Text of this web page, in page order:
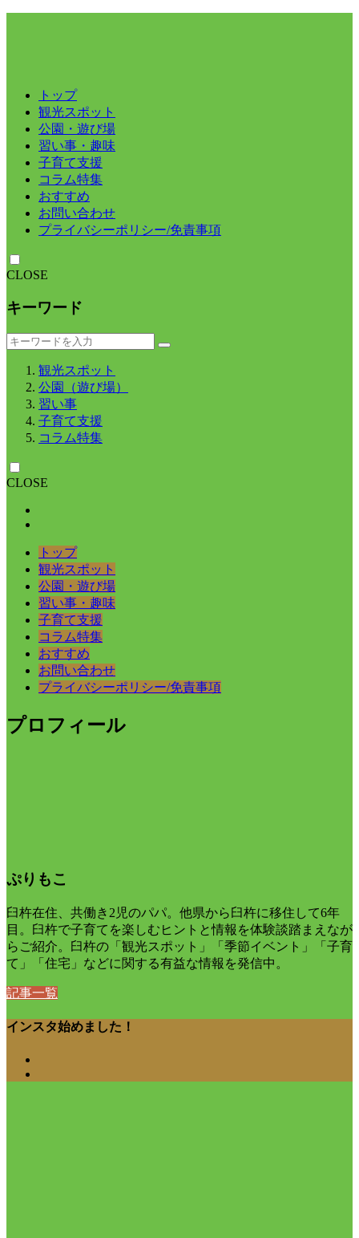
トップ
観光スポット
公園・遊び場
習い事・趣味
子育て支援
コラム特集
おすすめ
お問い合わせ
プライバシーポリシー/免責事項
CLOSE
キーワード
観光スポット
公園（遊び場）
習い事
子育て支援
コラム特集
CLOSE
トップ
観光スポット
公園・遊び場
習い事・趣味
子育て支援
コラム特集
おすすめ
お問い合わせ
プライバシーポリシー/免責事項
プロフィール
ぷりもこ
臼杵在住、共働き2児のパパ。他県から臼杵に移住して6年
目。臼杵で子育てを楽しむヒントと情報を体験談踏まえなが
らご紹介。臼杵の「観光スポット」「季節イベント」「子育
て」「住宅」などに関する有益な情報を発信中。
記事一覧
インスタ始めました！